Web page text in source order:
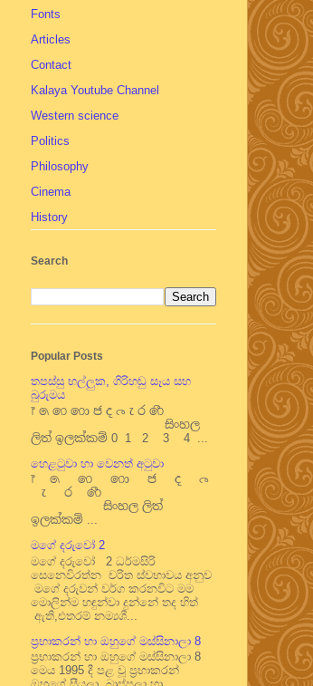
Fonts
Articles
Contact
Kalaya Youtube Channel
Western science
Politics
Philosophy
Cinema
History
Search
Popular Posts
තපස්සු භල්ලුක, ගිරිහඬු සෑය සහ
බුරුමය
෦ ෧ ෨ ෩ ෪ ෫ ෬ ෭ ෮ ෯
සිංහල
ලිත් ඉලක්කම් 0 1 2 3 4 ...
හෙළටුවා හා වෙනත් අටුවා
෦ ෧ ෨ ෩ ෪ ෫ ෬
෭ ෮ ෯
සිංහල ලිත්
ඉලක්කම් ...
මගේ දරුවෝ 2
මගේ දරුවෝ 2 ධර්මසිරි
සෙනෙවිරත්න චරිත ස්වභාවය අනුව
මගේ දරුවන් වර්ග කරනවිට මම
මොලින්ම හඳුන්වා දුන්නේ තද හිත්
ඇති,එතරම් නම්‍යශී...
ප්‍රභාකරන් හා ඔහුගේ මස්සිනාලා 8
ප්‍රභාකරන් හා ඔහුගේ මස්සිනාලා 8
මෙය 1995 දී පළ වූ ප්‍රභාකරන්